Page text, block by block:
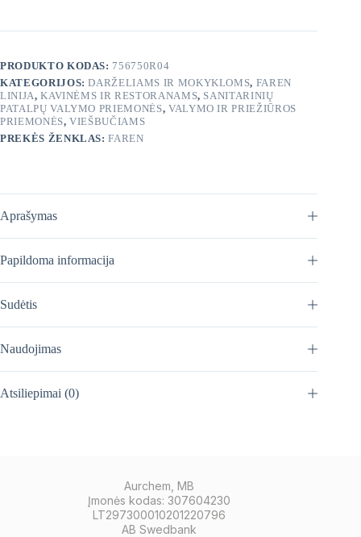
PRODUKTO KODAS: 756750R04
KATEGORIJOS:DARŽELIAMS IR MOKYKLOMS, FAREN
LINIJA,KAVINĖMS IR RESTORANAMS, SANITARINIŲ
PATALPŲ VALYMO PRIEMONĖS, VALYMO IR PRIEŽIŪROS
PRIEMONĖS,VIEŠBUČIAMS
PREKĖS ŽENKLAS:FAREN
Aprašymas
Papildoma informacija
Sudėtis
Naudojimas
Atsiliepimai (0)
Aurchem, MB
Įmonės kodas: 307604230
LT297300010201220796
AB Swedbank